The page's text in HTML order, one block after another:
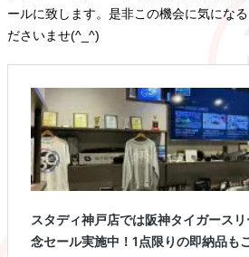
ールに致します。是非この機会に気にな
ださいませ(^_^)